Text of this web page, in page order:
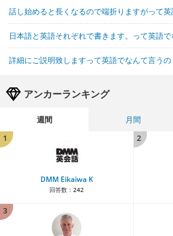
話し始めると長くなるので端折りますがって
日本語と英語それぞれで書きます。って英語
詳細にご説明致しますって英語でなんて言うの
アンカーランキング
週間 月間
1
DMM Eikaiwa K
回答数： 242
2
3